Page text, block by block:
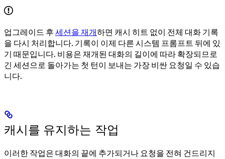
업그레이드 후 세션을 재개하면 캐시 히트 없이 전체 대화 기록
을 다시 처리합니다. 기록이 이제 다른 시스템 프롬프트 뒤에 있
기 때문입니다. 비용은 재개된 대화의 길이에 따라 확장되므로
긴 세션으로 돌아가는 첫 턴이 보내는 가장 비싼 요청일 수 있습
니다.
캐시를 유지하는 작업
이러한 작업은 대화의 끝에 추가되거나 요청을 전혀 건드리지